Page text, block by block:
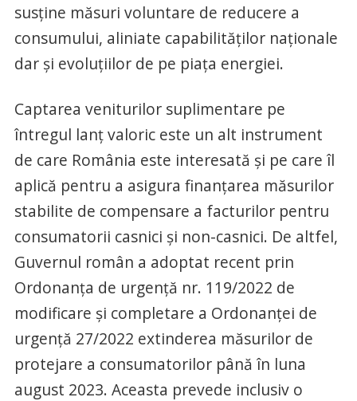
susţine măsuri voluntare de reducere a
consumului, aliniate capabilităţilor naţionale
dar şi evoluţiilor de pe piaţa energiei.
Captarea veniturilor suplimentare pe
întregul lanţ valoric este un alt instrument
de care România este interesată şi pe care îl
aplică pentru a asigura finanţarea măsurilor
stabilite de compensare a facturilor pentru
consumatorii casnici şi non-casnici. De altfel,
Guvernul român a adoptat recent prin
Ordonanţa de urgenţă nr. 119/2022 de
modificare şi completare a Ordonanţei de
urgenţă 27/2022 extinderea măsurilor de
protejare a consumatorilor până în luna
august 2023. Aceasta prevede inclusiv o